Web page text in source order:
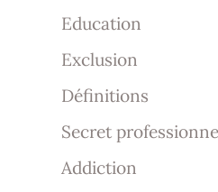
Education
Exclusion
Définitions
Secret
Addiction